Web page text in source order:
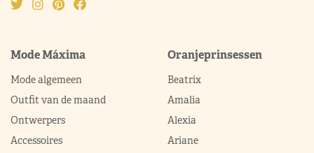
Mode Máxima
Mode algemeen
Outfit van de maand
Ontwerpers
Accessoires
Oranjeprinsessen
Beatrix
Amalia
Alexia
Ariane